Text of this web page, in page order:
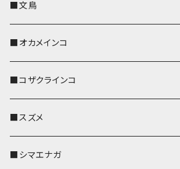
キーカバー
キーホルダー
パスケース
リール付きストラップ
リールのみ
IDカードホルダー
■文鳥
キーカバー
キーホルダー
パスケース
リール付きストラップ
■オカメインコ
キーカバー
キーホルダー
パスケース
■コザクラインコ
キーカバー
キーホルダー
■スズメ
キーカバー
■シマエナガ